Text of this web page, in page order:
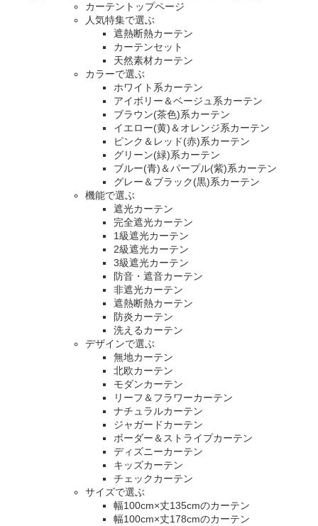
カーテントップページ
人気特集で選ぶ
遮熱断熱カーテン
カーテンセット
天然素材カーテン
カラーで選ぶ
ホワイト系カーテン
アイボリー＆ベージュ系カーテン
ブラウン(茶色)系カーテン
イエロー(黄)＆オレンジ系カーテン
ピンク＆レッド(赤)系カーテン
グリーン(緑)系カーテン
ブルー(青)＆パープル(紫)系カーテン
グレー＆ブラック(黒)系カーテン
機能で選ぶ
遮光カーテン
完全遮光カーテン
1級遮光カーテン
2級遮光カーテン
3級遮光カーテン
防音・遮音カーテン
非遮光カーテン
遮熱断熱カーテン
防炎カーテン
洗えるカーテン
デザインで選ぶ
無地カーテン
北欧カーテン
モダンカーテン
リーフ＆フラワーカーテン
ナチュラルカーテン
ジャガードカーテン
ボーダー＆ストライプカーテン
ディズニーカーテン
キッズカーテン
チェックカーテン
サイズで選ぶ
幅100cm×丈135cmのカーテン
幅100cm×丈178cmのカーテン